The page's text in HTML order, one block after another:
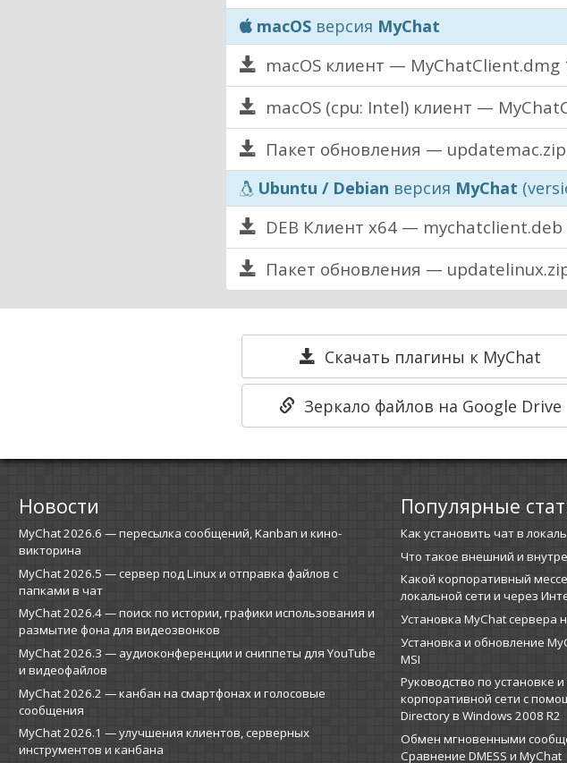
macOSверсия MyChat
macOS клиент — MyChatClient.dmg
macOS (cpu: Intel) клиент —
Пакет обновления — updatemac.zip
Ubuntu / Debian версия MyChat
DEB Клиент x64 — mychatclient.deb
Пакет обновления —
Скачать плагины к MyChat
Зеркало файлов на Google Drive
Новости
MyChat 2026.6 — пересылка сообщений, Kanban и кино-
викторина
MyChat 2026.5 — сервер под Linux и отправка файлов с
папками в чат
MyChat 2026.4 — поиск по истории, графики использования и
размытие фона для видеозвонков
MyChat 2026.3 — аудиоконференции и сниппеты для YouTube
и видеофайлов
MyChat 2026.2 — канбан на смартфонах и голосовые
сообщения
MyChat 2026.1 — улучшения клиентов, серверных
инструментов и канбана
Популярные
Как установить чат в
Что такое внешний и
Какой корпоративный
локальной сети и через
Установка MyChat сервера
Установка и обновление
MSI
Руководство по установке
корпоративной сети с
Directory в Windows 2008 R2
Обмен мгновенными
Сравнение DMESS и MyChat